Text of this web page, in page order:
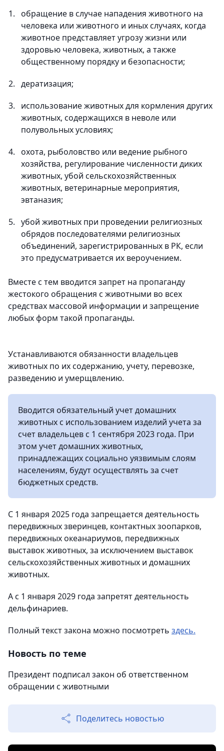
обращение в случае нападения животного на
человека или животного и иных случаях, когда
животное представляет угрозу жизни или
здоровью человека, животных, а также
общественному порядку и безопасности;
дератизация;
использование животных для кормления других
животных, содержащихся в неволе или
полувольных условиях;
охота, рыболовство или ведение рыбного
хозяйства, регулирование численности диких
животных, убой сельскохозяйственных
животных, ветеринарные мероприятия,
эвтаназия;
убой животных при проведении религиозных
обрядов последователями религиозных
объединений, зарегистрированных в РК, если
это предусматривается их вероучением.
Вместе с тем вводится запрет на пропаганду
жестокого обращения с животными во всех
средствах массовой информации и запрещение
любых форм такой пропаганды.
Устанавливаются обязанности владельцев
животных по их содержанию, учету, перевозке,
разведению и умерщвлению.
Вводится обязательный учет домашних
животных с использованием изделий учета за
счет владельцев с 1 сентября 2023 года. При
этом учет домашних животных,
принадлежащих социально уязвимым слоям
населениям, будут осуществлять за счет
бюджетных средств.
С 1 января 2025 года запрещается деятельность
передвижных зверинцев, контактных зоопарков,
передвижных океанариумов, передвижных
выставок животных, за исключением выставок
сельскохозяйственных животных и домашних
животных.
А с 1 января 2029 года запретят деятельность
дельфинариев.
Полный текст закона можно посмотреть здесь.
Новость по теме
Президент подписал закон об ответственном
обращении с животными
Поделитесь новостью